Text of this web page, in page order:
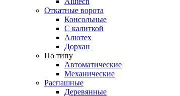
Откатные ворота
Консольные
С калиткой
Алютех
Дорхан
По типу
Автоматические
Механические
Распашные
Деревянные